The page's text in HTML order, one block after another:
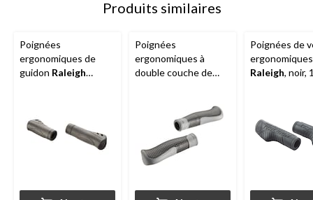
Produits similaires
Poignées
ergonomiques de
guidon Raleigh
Poignées
ergonomiques à
double couche de
antidérapantes,
Poignées de
ergonomiques
Raleigh, noir,